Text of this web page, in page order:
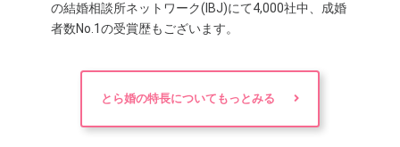
の結婚相談所ネットワーク(IBJ)にて4,000社中、成婚
者数No.1の受賞歴もございます。
とら婚の特長についてもっとみる